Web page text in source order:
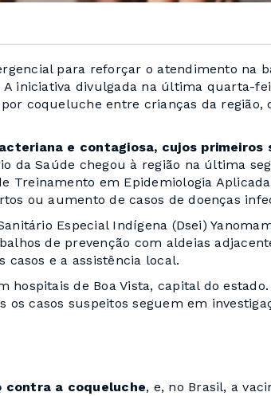
para reforçar o atendimento na
A iniciativa divulgada na última quarta-
coqueluche entre crianças da região,
e contagiosa, cujos primeiros
da Saúde chegou à região na última
Treinamento em Epidemiologia Aplicada
ou aumento de casos de doenças
Especial Indígena (Dsei)
de prevenção com aldeias
casos e a assistência local.
de Boa Vista, capital do
casos suspeitos seguem em
contra a coqueluche, e, no Brasil, a